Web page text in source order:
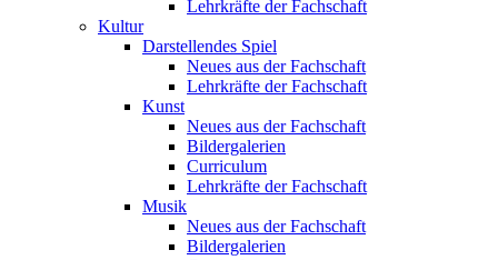
Lehrkräfte der Fachschaft
Kultur
Darstellendes Spiel
Neues aus der Fachschaft
Lehrkräfte der Fachschaft
Kunst
Neues aus der Fachschaft
Bildergalerien
Curriculum
Lehrkräfte der Fachschaft
Musik
Neues aus der Fachschaft
Bildergalerien